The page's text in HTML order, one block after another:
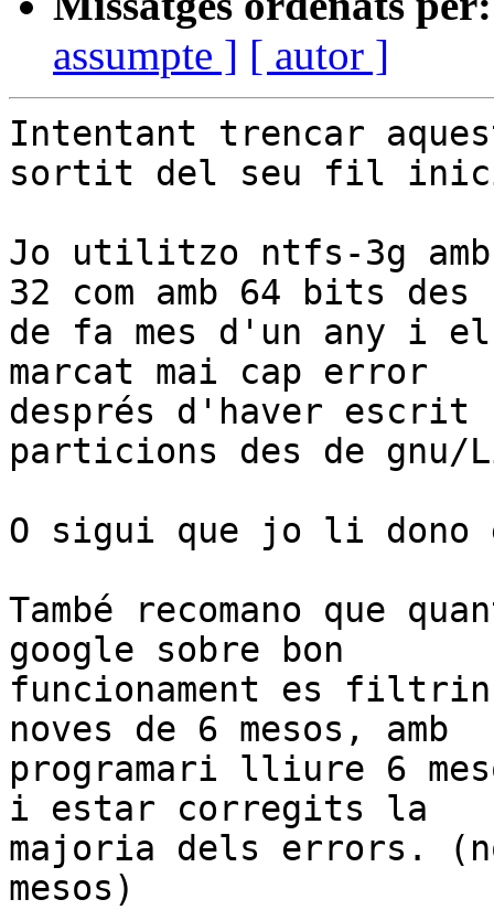
assumpte ] [ autor ]
Intentant trencar
sortit del seu fil
Jo utilitzo ntfs-3g amb
32 com amb 64 bits des
de fa mes d'un any i el
marcat mai cap error
després d'haver escrit
particions des de gnu/
O sigui que jo li dono
També recomano que
google sobre bon
funcionament es filtrin
noves de 6 mesos, amb
programari lliure 6
i estar corregits la
majoria dels errors.
mesos)